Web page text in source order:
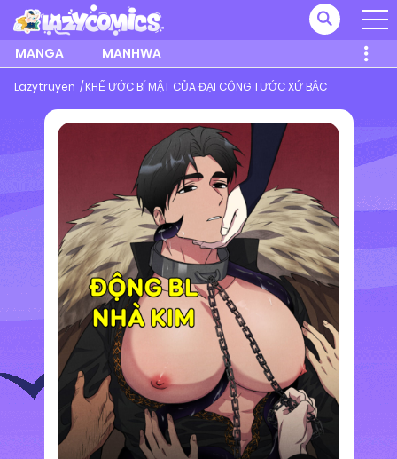
MANGA MANHWA
Lazytruyen KHẾ ƯỚC BÍ MẬT CỦA ĐẠI CÔNG TƯỚC XỨ BẮC